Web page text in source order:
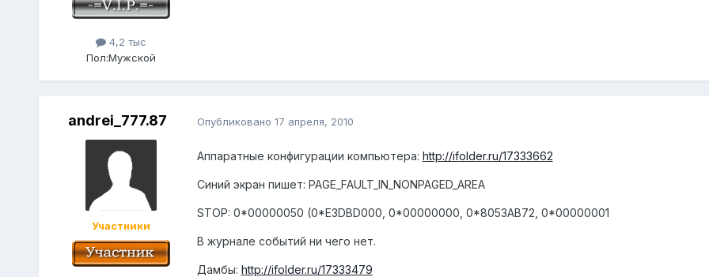
4,2 тыс
Пол:Мужской
andrei_777.87
Участники
Опубликовано 17 апреля, 2010
Аппаратные конфигурации компьютера: http://ifolder.ru/17333662
Синий экран пишет: PAGE_FAULT_IN_NONPAGED_AREA
STOP: 0*00000050 (0*E3DBD000, 0*00000000, 0*8053AB72, 0*00000001
В журнале событий ни чего нет.
Дамбы: http://ifolder.ru/17333479